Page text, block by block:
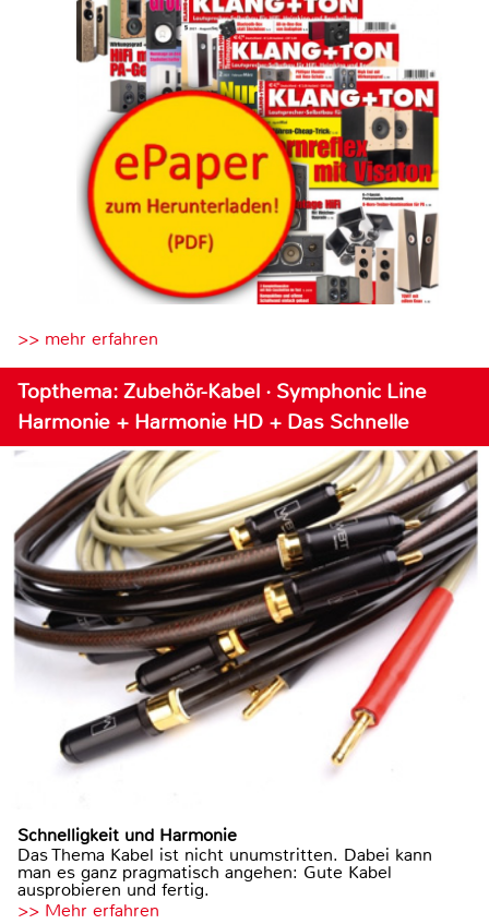
>> mehr erfahren
Topthema: Zubehör-Kabel · Symphonic Line
Harmonie + Harmonie HD + Das Schnelle
Schnelligkeit und Harmonie
Das Thema Kabel ist nicht unumstritten. Dabei kann
man es ganz pragmatisch angehen: Gute Kabel
ausprobieren und fertig.
>> Mehr erfahren